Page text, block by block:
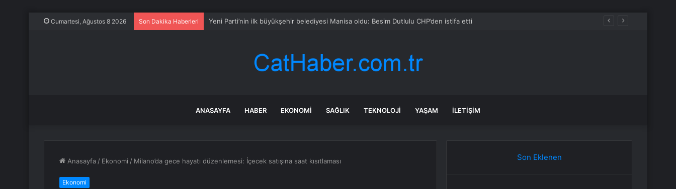
Cumartesi, Ağustos 8 2026 Son Dakika Haberleri 2 milyar yıllık dağın zirvesinde bambaşka bir dünya var
ANASAYFA HABER EKONOMI SAĞLIK TEKNOLOJI YAŞAM İLETIŞIM
Anasayfa / Ekonomi / Milano’da gece hayatı düzenlemesi: İçecek satışına saat kısıtlaması
Ekonomi
Son Eklenen